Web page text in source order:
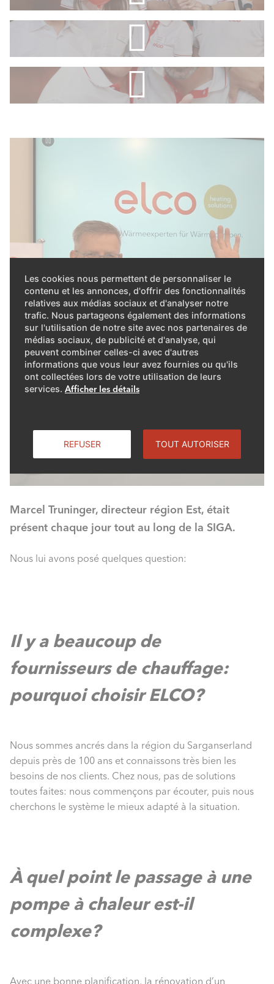
Les cookies nous permettent de personnaliser le
contenu et les annonces, d'offrir des fonctionnalités
relatives aux médias sociaux et d'analyser notre
trafic. Nous partageons également des informations
sur l'utilisation de notre site avec nos partenaires de
médias sociaux, de publicité et d'analyse, qui
peuvent combiner celles-ci avec d'autres
informations que vous leur avez fournies ou qu'ils
ont collectées lors de votre utilisation de leurs
services. Afficher les détails
REFUSER TOUT AUTORISER
Marcel Truninger, directeur région Est, était
présent chaque jour tout au long de la SIGA.
Nous lui avons posé quelques question:
Il y a beaucoup de
fournisseurs de chauffage:
pourquoi choisir ELCO?
Nous sommes ancrés dans la région du Sarganserland
depuis près de 100 ans et connaissons très bien les
besoins de nos clients. Chez nous, pas de solutions
toutes faites: nous commençons par écouter, puis nous
cherchons le système le mieux adapté à la situation.
À quel point le passage à une
pompe à chaleur est-il
complexe?
Avec une bonne planification, la rénovation d’un